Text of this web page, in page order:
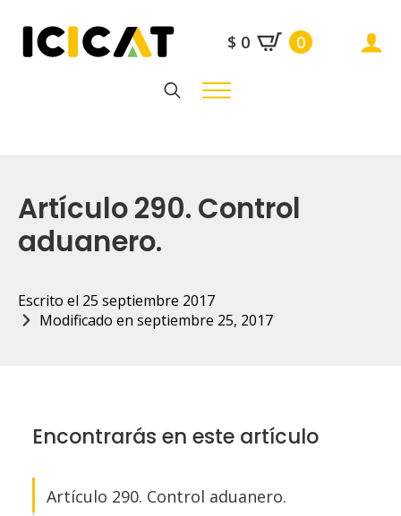
$ 0 0
Artículo 290. Control
aduanero.
Escrito el 25 septiembre 2017
Modificado en septiembre 25, 2017
Encontrarás en este artículo
Artículo 290. Control aduanero.